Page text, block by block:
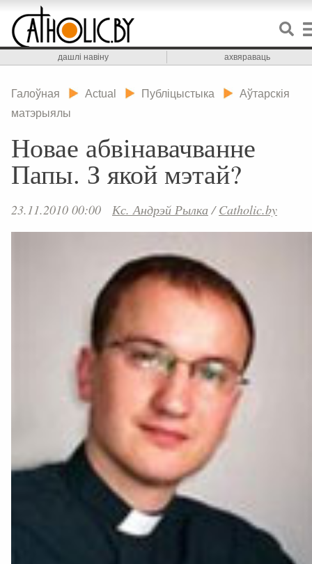
дашлі навіну ахвяраваць
Галоўная Actual Публіцыстыка
Аўтарскія
матэрыялы
Новае абвінавачванне
Папы. З якой мэтай?
23.11.2010 00:00 Кс. Андрэй Рылка/Catholic.by